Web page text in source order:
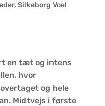
, Silkeborg Voel
en tæt og intens
hvor
og hele
Midtvejs i første